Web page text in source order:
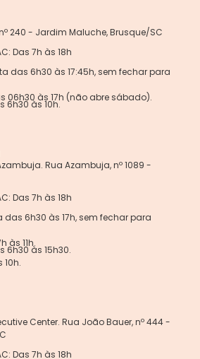
240 - Jardim Maluche, Brusque/SC
Das 7h às 18h
das 6h30 às 17:45h, sem fechar para
06h30 às 17h (não abre sábado).
6h30 às 10h.
Rua Azambuja, nº 1089 -
Das 7h às 18h
das 6h30 às 17h, sem fechar para
às 11h.
6h30 às 15h30.
Center. Rua João Bauer, nº 444 -
Das 7h às 18h